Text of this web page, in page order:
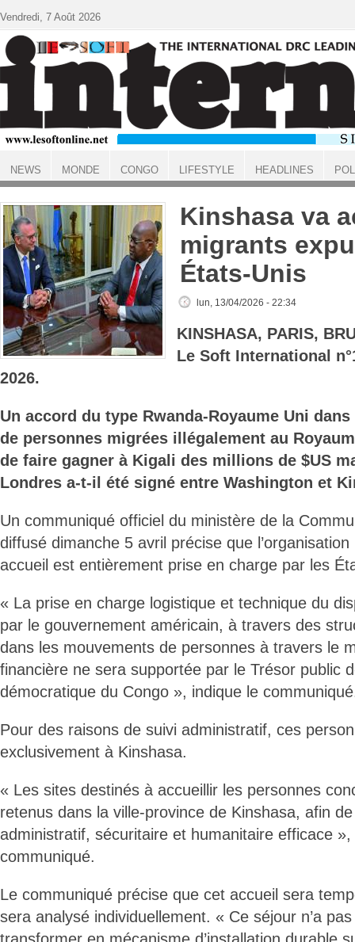
ACCUEIL
Kinshasa va
migrants
États-Unis
lun, 13/04/2026 - 22:34
KINSHASA, PARIS,
Le Soft International
2026.
Un accord du type Rwanda-Royaume Uni
de personnes migrées illégalement au
de faire gagner à Kigali des millions de $US
Londres a-t-il été signé entre Washington et
Un communiqué officiel du ministère de la
diffusé dimanche 5 avril précise que
accueil est entièrement prise en charge par les
« La prise en charge logistique et technique du
par le gouvernement américain, à travers des
dans les mouvements de personnes à travers le
financière ne sera supportée par le Trésor public
démocratique du Congo », indique le
Pour des raisons de suivi administratif, ces
exclusivement à Kinshasa.
« Les sites destinés à accueillir les personnes
retenus dans la ville-province de Kinshasa, afin
administratif, sécuritaire et humanitaire efficace
communiqué.
Le communiqué précise que cet accueil sera
sera analysé individuellement. « Ce séjour n’a
Vendredi, 7 Août 2026
NEWS MONDE CONGO LIFESTYLE HEADLINES